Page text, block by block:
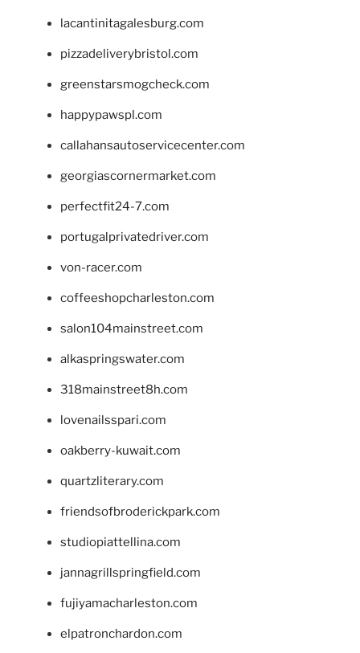
lacantinitagalesburg.com
pizzadeliverybristol.com
greenstarsmogcheck.com
happypawspl.com
callahansautoservicecenter.com
georgiascornermarket.com
perfectfit24-7.com
portugalprivatedriver.com
von-racer.com
coffeeshopcharleston.com
salon104mainstreet.com
alkaspringswater.com
318mainstreet8h.com
lovenailsspari.com
oakberry-kuwait.com
quartzliterary.com
friendsofbroderickpark.com
studiopiattellina.com
jannagrillspringfield.com
fujiyamacharleston.com
elpatronchardon.com